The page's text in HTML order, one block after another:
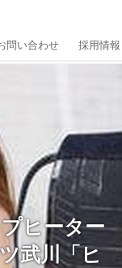
問い合わせ 採用情報
ヒーター
武川「ヒ